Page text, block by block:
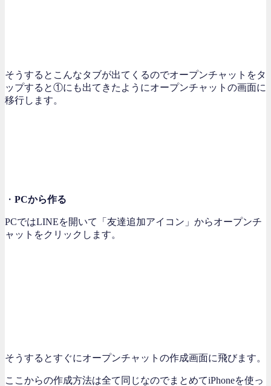
そうするとこんなタブが出てくるのでオープンチャットをタ
ップすると①にも出てきたようにオープンチャットの画面に
移行します。
・ PCから作る
PCではLINEを開いて「友達追加アイコン」からオープンチ
ャットをクリックします。
そうするとすぐにオープンチャットの作成画面に飛びます。
ここからの作成方法は全て同じなのでまとめてiPhoneを使っ